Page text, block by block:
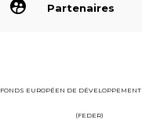
Partenaires
FONDS EUROPÉEN DE
(FEDER)